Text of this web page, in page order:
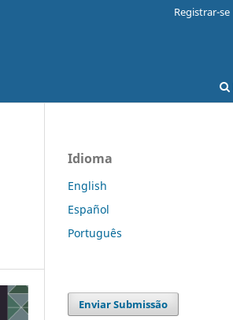
Registrar-se
Idioma
English
Español
Português
Enviar Submissão